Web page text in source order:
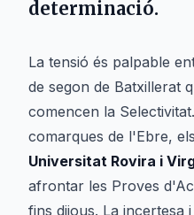
determinació.
La tensió és palpable
de segon de Batxillerat
comencen la
comarques de l'Ebre,
Universitat Rovira i
afrontar les Proves
fins dijous. La incertesa